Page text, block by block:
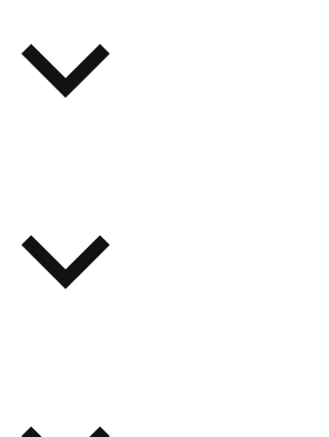
размеров